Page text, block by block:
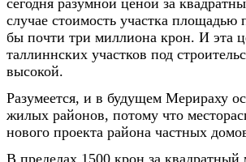
случае стоимость участка
бы почти три миллиона крон. И эта
таллиннских участков под
высокой.
Разумеется, и в будущем Мерираху
жилых районов, потому что
нового проекта района частных
В пределах 1500 крон за